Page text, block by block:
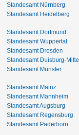
Standesamt Nürnberg
Standesamt Heidelberg
Standesamt Dortmund
Standesamt Wuppertal
Standesamt Dresden
Standesamt Duisburg-Mitte
Standesamt Münster
Standesamt Mainz
Standesamt Mannheim
Standesamt Augsburg
Standesamt Regensburg
Standesamt Paderborn